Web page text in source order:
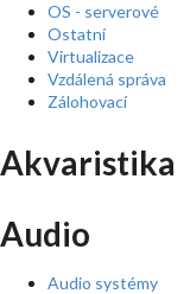
OS - serverové
Ostatní
Virtualizace
Vzdálená správa
Zálohovací
Akvaristika
Audio
Audio systémy